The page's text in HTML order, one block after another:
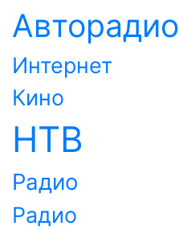
Авторадио
Интернет
Кино
НТВ
Радио
Радио